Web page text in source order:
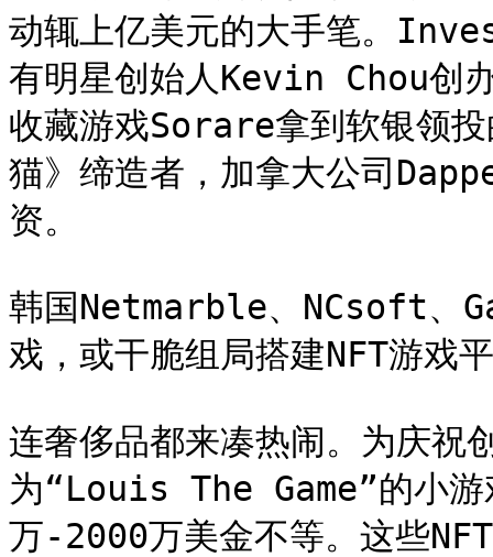
动辄上亿美元的大手笔。
有明星创始人Kevin Chou创
收藏游戏Sorare拿到软银领
猫》缔造者，加拿大公司
资。
韩国Netmarble、NCsoft、
戏，或干脆组局搭建NFT游戏
连奢侈品都来凑热闹。为庆祝
为“Louis The Game”的小游
万-2000万美金不等。这些